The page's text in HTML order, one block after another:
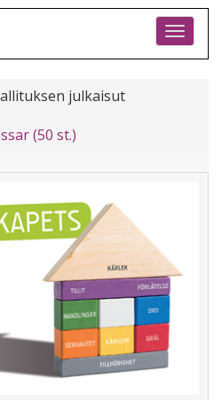
julkaisut
(50 st.)